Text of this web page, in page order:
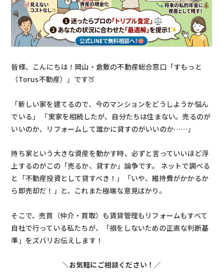
皆様、こんにちは！岡山・倉敷の不動産総合窓口「すもっと
（Torus不動産）」です🍑
「新しい家を建てるので、今のマンションをどうしようか悩ん
でいる」 「実家を相続したが、自分たちは住まない。売るのが
いいのか、リフォームして誰かに貸すのがいいのか……」
持ち家という大きな資産を動かす時、必ずと言っていいほど浮
上するのがこの「売るか、貸すか」論争です。 ネットで調べる
と「不動産投資として貸すべき！」「いや、維持費がかかるか
ら即売却だ！」と、これまた極端な意見ばかり。
そこで、売買（仲介・買取）も賃貸管理もリフォームもすべて
自社で行っている私たちが、「損をしないための正直な判断基
準」をズバリお伝えします！
＼お気軽にご相談ください！／